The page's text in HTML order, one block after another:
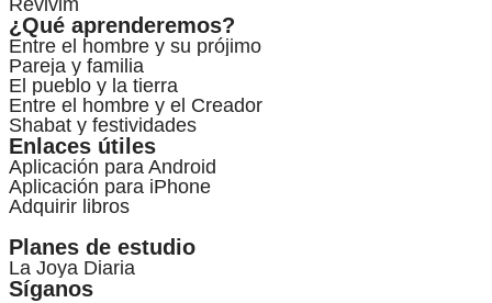
Revivim
¿Qué aprenderemos?
Entre el hombre y su prójimo
Pareja y familia
El pueblo y la tierra
Entre el hombre y el Creador
Shabat y festividades
Enlaces útiles
Aplicación para Android
Aplicación para iPhone
Adquirir libros
Planes de estudio
La Joya Diaria
Síganos